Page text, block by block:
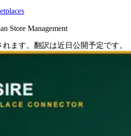
Store Management
ます。翻訳は近日公開予定です。